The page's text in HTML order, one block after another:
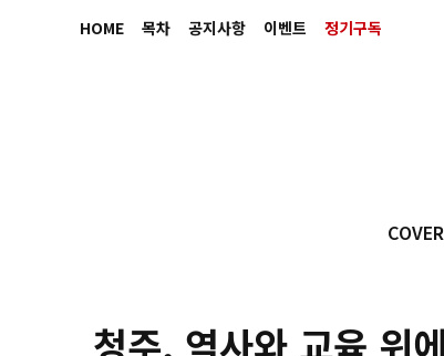
HOME 목차 공지사항 이벤트 정기구독
청주, 역사와 교육 위